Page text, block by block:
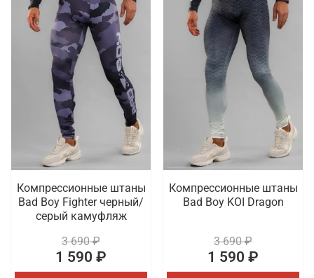
Компрессионные штаны
Bad Boy Fighter черный/
серый камуфляж
3 690 ₽
1 590 ₽
Компрессионные штаны
Bad Boy KOI Dragon
3 690 ₽
1 590 ₽